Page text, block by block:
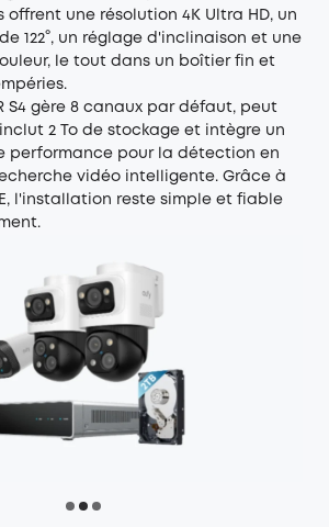
offrent une résolution 4K Ultra HD, un
122°, un réglage d'inclinaison et une
le tout dans un boîtier fin et
S4 gère 8 canaux par défaut, peut
2 To de stockage et intègre un
performance pour la détection en
vidéo intelligente. Grâce à
l'installation reste simple et fiable